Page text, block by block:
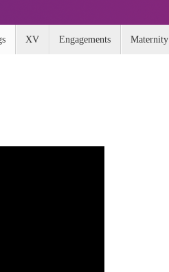
XV Engagements Maternity